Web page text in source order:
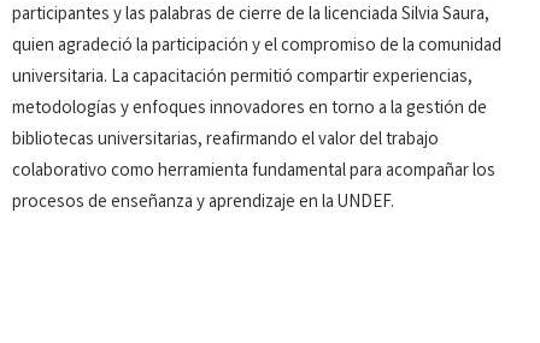
participantes y las palabras de cierre de la licenciada Silvia Saura,
quien agradeció la participación y el compromiso de la comunidad
universitaria. La capacitación permitió compartir experiencias,
metodologías y enfoques innovadores en torno a la gestión de
bibliotecas universitarias, reafirmando el valor del trabajo
colaborativo como herramienta fundamental para acompañar los
procesos de enseñanza y aprendizaje en la UNDEF.